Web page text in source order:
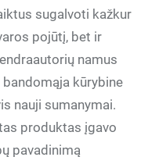
sugalvoti kažkur
pojūtį, bet ir
namus
kūrybine
nauji sumanymai.
produktas įgavo
pavadinimą